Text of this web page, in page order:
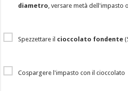
diametro , versare metà dell'impasto
Spezzettare il cioccolato fondente
Cospargere l'impasto con il cioccolato